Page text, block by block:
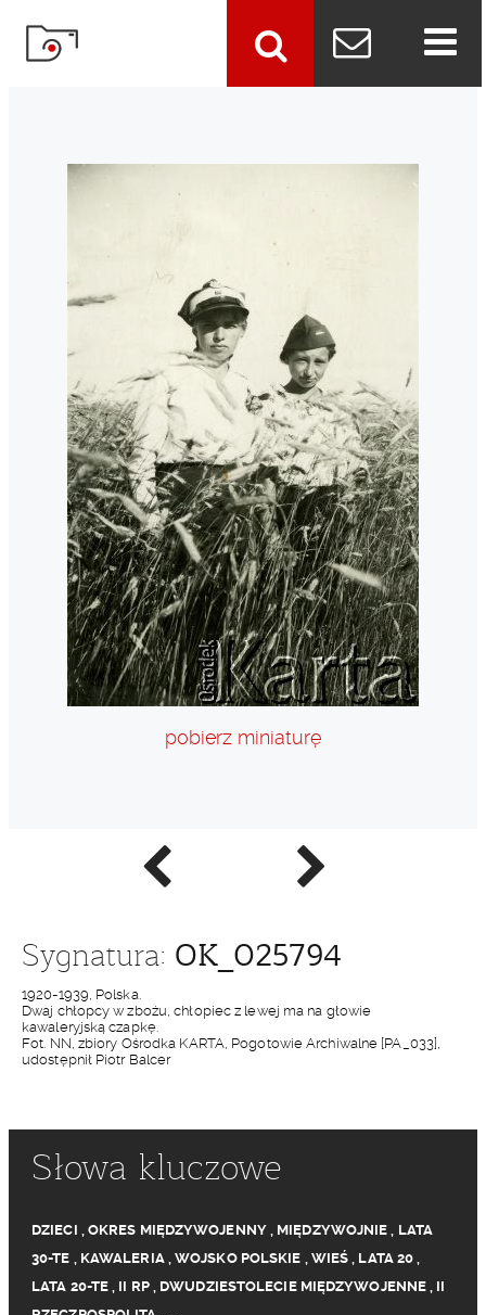
Poprzednie
zdjęcie
Następne
zdjęcie
pobierz miniaturę
Sygnatura: OK_025794
1920-1939, Polska.
Dwaj chłopcy w zbożu, chłopiec z lewej ma na głowie
kawaleryjską czapkę.
Fot. NN, zbiory Ośrodka KARTA, Pogotowie Archiwalne [PA_033],
udostępnił Piotr Balcer
Słowa kluczowe
DZIECI , OKRES MIĘDZYWOJENNY, MIĘDZYWOJNIE , LATA
30-TE , KAWALERIA,WOJSKO POLSKIE , WIEŚ , LATA 20 ,
LATA 20-TE , II RP, DWUDZIESTOLECIE MIĘDZYWOJENNE , II